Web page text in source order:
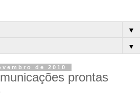
▼
▼
de 2010
prontas